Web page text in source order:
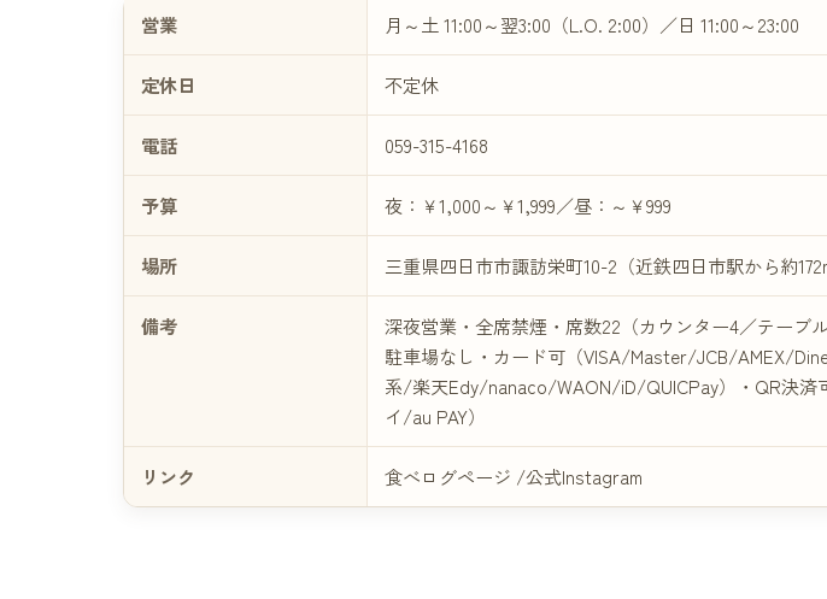
営業 月～土 11:00～翌3:00（L.O. 2:00）／日 11:00～23:00
定休日 不定休
電話 059-315-4168
予算 夜：￥1,000～￥1,999／昼：～￥999
場所 三重県四日市市諏訪栄町10-2（近鉄四日市駅から約
備考
深夜営業・全席禁煙・席数22（カウンター4／テーブ
駐車場なし・カード可（VISA/Master/JCB/AMEX/
系/楽天Edy/nanaco/WAON/iD/QUICPay）・QR決
イ/au PAY）
リンク 食べログページ /公式Instagram